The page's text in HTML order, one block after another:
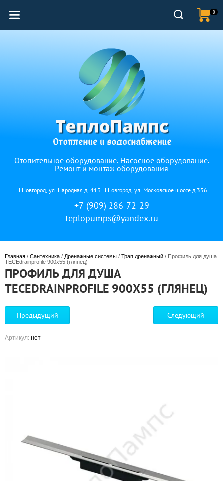
Отопительное оборудование. Насосное оборудование.
Ремонт и монтаж оборудования
Н.Новгород, ул. Народная д. 41Б Н.Новгород, ул. Московское шоссе д.336
+7 (909) 286-72-29
teplopumps@yandex.ru
0
Главная / Сантехника / Дренажные системы / Трап дренажный / Профиль для душа
TECEdrainprofile 900х55 (глянец)
ПРОФИЛЬ ДЛЯ ДУША
TECEDRAINPROFILE 900Х55 (ГЛЯНЕЦ)
Предыдущий Следующий
Артикул: нет